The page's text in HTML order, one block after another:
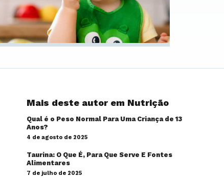
Mais deste autor em Nutrição
Qual é o Peso Normal Para Uma Criança de 13
Anos?
4 de agosto de 2025
Taurina: O Que É, Para Que Serve E Fontes
Alimentares
7 de julho de 2025